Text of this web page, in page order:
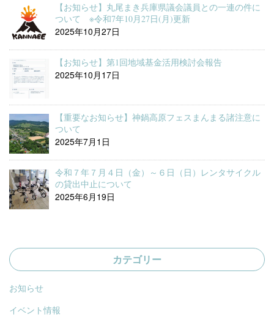
【お知らせ】丸尾まき兵庫県議会議員との一連の件に
ついて ※令和7年10月27日(月)更新
2025年10月27日
【お知らせ】第1回地域基金活用検討会報告
2025年10月17日
【重要なお知らせ】神鍋高原フェスまんまる諸注意に
ついて
2025年7月1日
令和７年７月４日（金）～６日（日）レンタサイクル
の貸出中止について
2025年6月19日
カテゴリー
お知らせ
イベント情報